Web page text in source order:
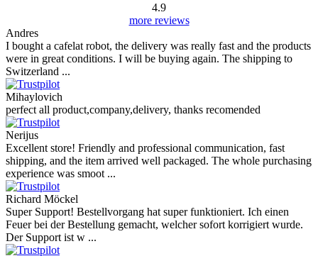
4.9
more reviews
Andres
I bought a cafelat robot, the delivery was really fast and the products
were in great conditions. I will be buying again. The shipping to
Switzerland ...
Mihaylovich
perfect all product,company,delivery, thanks recomended
Nerijus
Excellent store! Friendly and professional communication, fast
shipping, and the item arrived well packaged. The whole purchasing
experience was smoot ...
Richard Möckel
Super Support! Bestellvorgang hat super funktioniert. Ich einen
Feuer bei der Bestellung gemacht, welcher sofort korrigiert wurde.
Der Support ist w ...